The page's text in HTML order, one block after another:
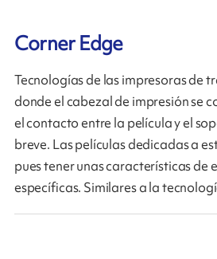
Corner Edge
Tecnologías de las impresoras de
donde el cabezal de impresión se
el contacto entre la película y el
breve. Las películas dedicadas a
pues tener unas características de
específicas. Similares a la